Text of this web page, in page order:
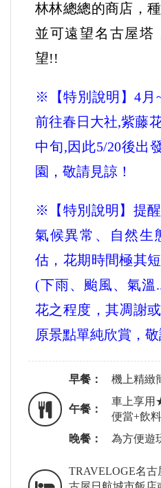
林林總總的商店，
並可遠望名古屋塔
望!!
※【特別說明】4月
前往春日大社,紫藤
中旬,因此5/20後出
園，敬請見諒！
※【特別說明】提
氣候異常、自然生
估，花期時間極其
(下雨、颱風、氣溫
花之程度，其凋謝
原景點單純欣賞，敬
早餐： 機上精緻
午餐：
車上享用
便當+飲
晚餐：
為方便遊
TRAVELOGE名古